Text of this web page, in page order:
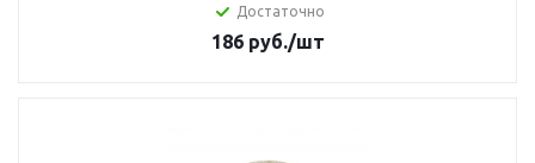
Достаточно
186 руб./шт